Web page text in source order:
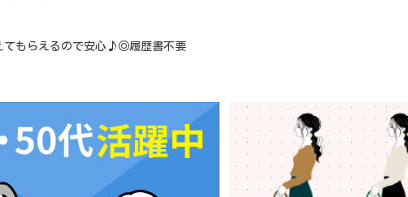
てもらえるので安心♪◎履歴書不要